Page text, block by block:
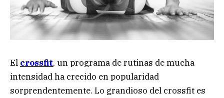
El crossfit, un programa de rutinas de mucha
intensidad ha crecido en popularidad
sorprendentemente. Lo grandioso del crossfit es